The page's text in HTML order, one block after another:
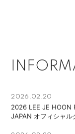
PROFILE
MOVIE
2026.02.20
2026 LEE JE
JAPAN オフィシャ